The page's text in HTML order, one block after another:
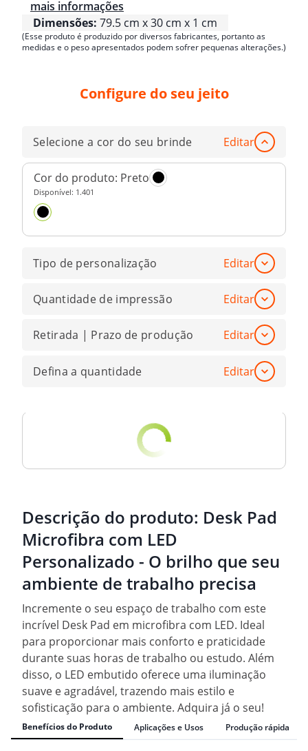
mais informações
Dimensões: 79.5 cm x 30 cm x 1 cm
(Esse produto é produzido por diversos fabricantes, portanto as
medidas e o peso apresentados podem sofrer pequenas alterações.)
Configure do seu jeito
Selecione a cor do seu brinde Editar
Cor do produto: Preto
Disponível: 1.401
Tipo de personalização Editar
Quantidade de impressão Editar
Retirada | Prazo de produção Editar
Defina a quantidade Editar
Descrição do produto: Desk Pad
Microfibra com LED
Personalizado - O brilho que seu
ambiente de trabalho precisa
Incremente o seu espaço de trabalho com este
incrível Desk Pad em microfibra com LED. Ideal
para proporcionar mais conforto e praticidade
durante suas horas de trabalho ou estudo. Além
disso, o LED embutido oferece uma iluminação
suave e agradável, trazendo mais estilo e
sofisticação para o ambiente. Adquira já o seu!
Benefícios do Produto Aplicações e Usos Produção rápida